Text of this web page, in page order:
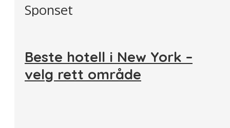
Sponset
Beste hotell i New York –
velg rett område